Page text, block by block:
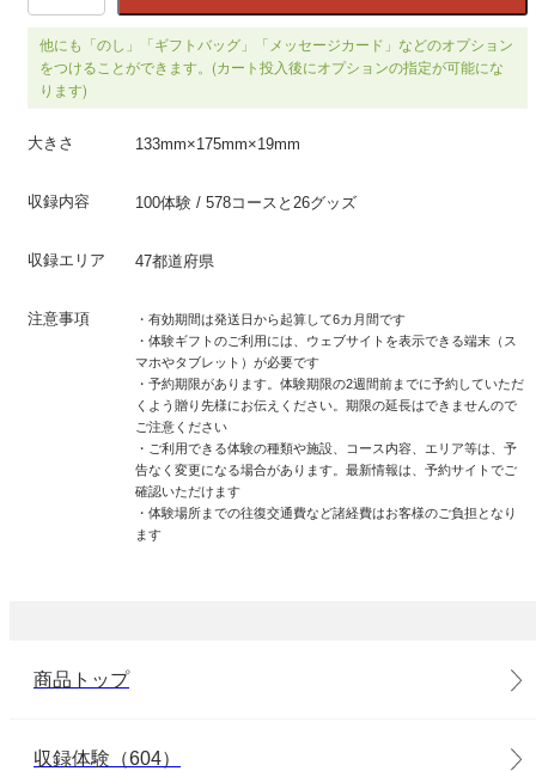
他にも「のし」「ギフトバッグ」「メッセージカード」などのオプション
をつけることができます。(カート投入後にオプションの指定が可能にな
ります)
大きさ 133mm×175mm×19mm
収録内容 100体験 / 578コースと26グッズ
収録エリア 47都道府県
注意事項
・有効期間は発送日から起算して6カ月間です
・体験ギフトのご利用には、ウェブサイトを表示できる端末（ス
マホやタブレット）が必要です
・予約期限があります。体験期限の2週間前までに予約していただ
くよう贈り先様にお伝えください。期限の延長はできませんので
ご注意ください
・ご利用できる体験の種類や施設、コース内容、エリア等は、予
告なく変更になる場合があります。最新情報は、予約サイトでご
確認いただけます
・体験場所までの往復交通費など諸経費はお客様のご負担となり
ます
商品トップ
収録体験（604）